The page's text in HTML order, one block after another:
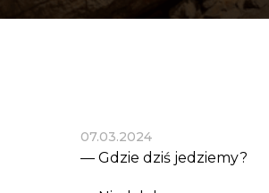
Kontakt
07.03.2024
— Gdzie dziś jedziemy?